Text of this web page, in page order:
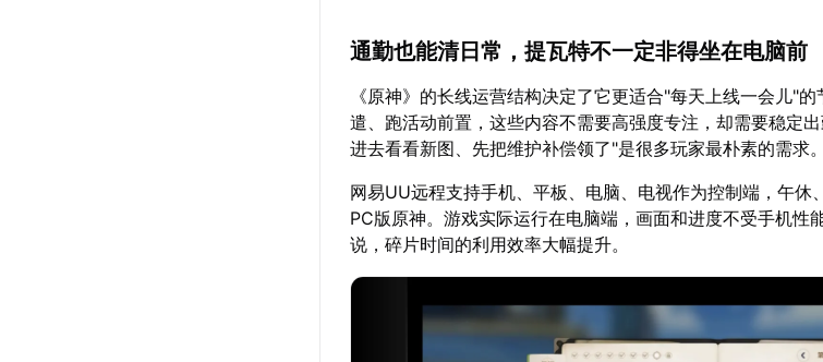
通勤也能清日常，提瓦特不一定非得坐在电脑前
《原神》的长线运营结构决定了它更适合"每天上线一会儿"
遣、跑活动前置，这些内容不需要高强度专注，却需要稳定
进去看看新图、先把维护补偿领了"是很多玩家最朴素的需求。
网易UU远程支持手机、平板、电脑、电视作为控制端，午休
PC版原神。游戏实际运行在电脑端，画面和进度不受手机性
说，碎片时间的利用效率大幅提升。